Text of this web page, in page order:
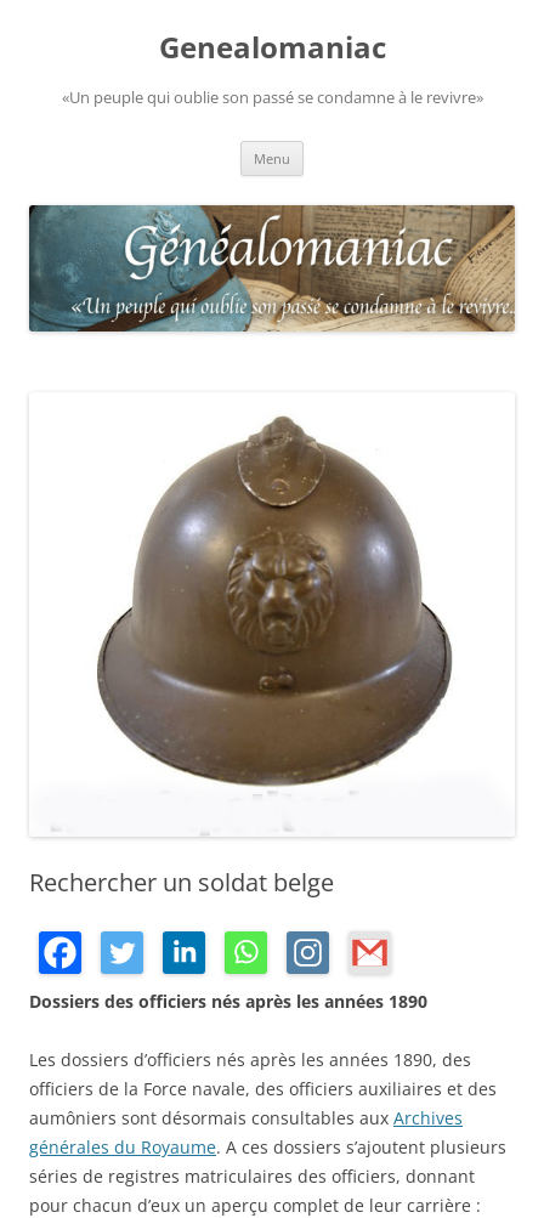
Genealomaniac
«Un peuple qui oublie son passé se condamne à le revivre»
Menu
Rechercher un soldat belge
Dossiers des officiers nés après les années 1890
Les dossiers d’officiers nés après les années 1890, des
officiers de la Force navale, des officiers auxiliaires et des
aumôniers sont désormais consultables aux Archives
générales du Royaume. A ces dossiers s’ajoutent plusieurs
séries de registres matriculaires des officiers, donnant
pour chacun d’eux un aperçu complet de leur carrière :